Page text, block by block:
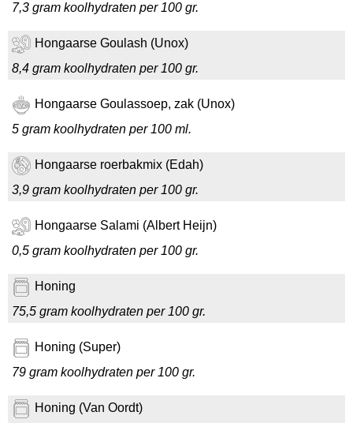
7,3 gram koolhydraten per 100 gr.
Hongaarse Goulash (Unox)
8,4 gram koolhydraten per 100 gr.
Hongaarse Goulassoep, zak (Unox)
5 gram koolhydraten per 100 ml.
Hongaarse roerbakmix (Edah)
3,9 gram koolhydraten per 100 gr.
Hongaarse Salami (Albert Heijn)
0,5 gram koolhydraten per 100 gr.
Honing
75,5 gram koolhydraten per 100 gr.
Honing (Super)
79 gram koolhydraten per 100 gr.
Honing (Van Oordt)